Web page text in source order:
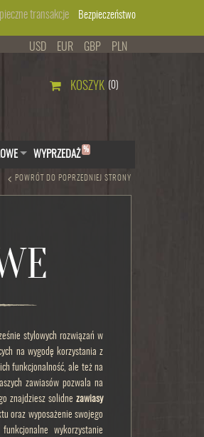
Bezpieczeństwo
USD EUR GBP PLN
KOSZYK (0)
WYPRZEDAŻ %
POWRÓT DO POPRZEDNIEJ STRONY
stylowych rozwiązań w
na wygodę korzystania z
funkcjonalność, ale też na
zawiasów pozwala na
znajdziesz solidne zawiasy
oraz wyposażenie swojego
wykorzystanie